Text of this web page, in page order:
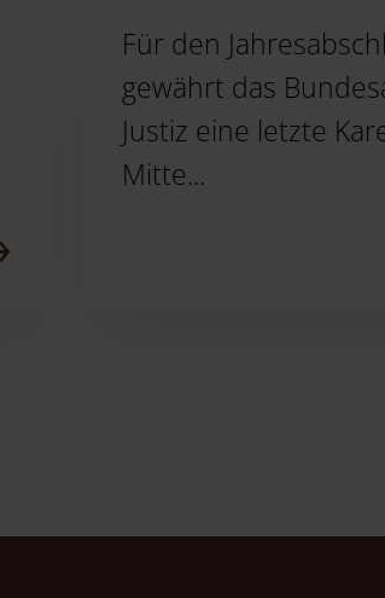
Für den
gewährt das
Justiz eine letzte
Mitte...